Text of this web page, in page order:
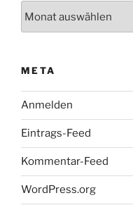
META
Anmelden
Eintrags-Feed
Kommentar-Feed
WordPress.org